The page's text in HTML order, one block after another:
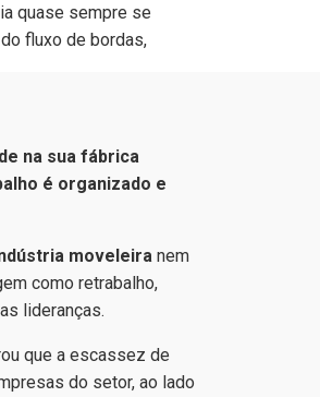
quase sempre se
fluxo de bordas,
na sua fábrica
é organizado e
moveleira nem
como retrabalho,
lideranças.
que a escassez de
do setor, ao lado